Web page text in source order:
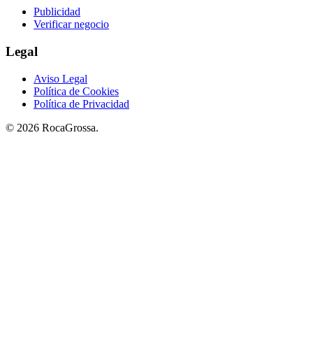
Publicidad
Verificar negocio
Legal
Aviso Legal
Política de Cookies
Política de Privacidad
© 2026 RocaGrossa.